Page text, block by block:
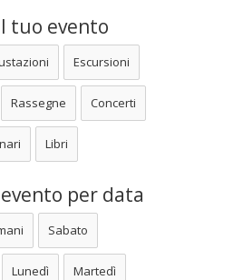
tuo evento
Escursioni
Rassegne Concerti
Libri
per data
Sabato
Lunedì Martedì